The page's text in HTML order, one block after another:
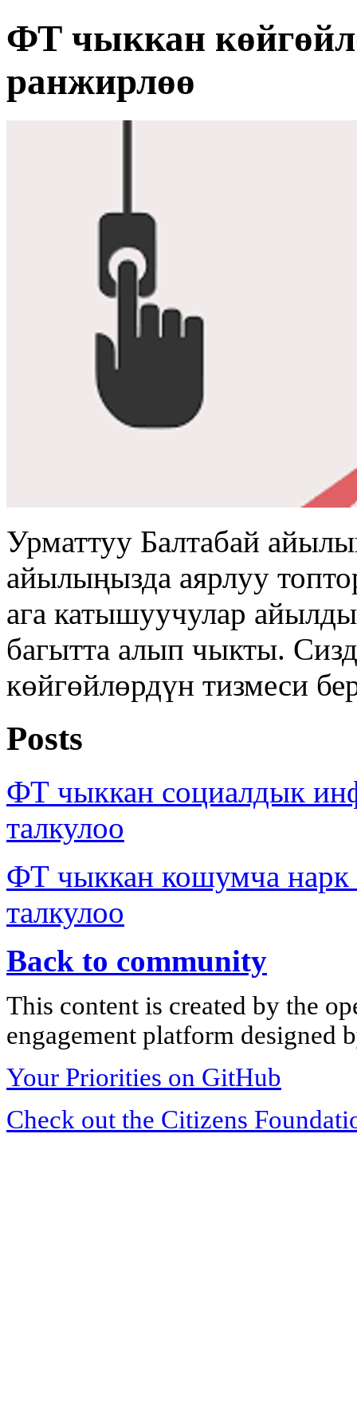
ФТ чыккан
ранжирлөө
Урматтуу Балтабай
айылыңызда аярлуу
ага катышуучулар
багытта алып чыкты.
көйгөйлөрдүн тизмеси
Posts
ФТ чыккан социалдык
талкулоо
ФТ чыккан кошумча
талкулоо
Back to community
This content is created by the
engagement platform designed
Your Priorities on GitHub
Check out the Citizens